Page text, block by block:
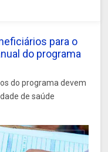
para o
do programa
do programa devem
de saúde